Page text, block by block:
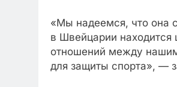
«Мы надеемся, что она
в Швейцарии
отношений между
для защиты спорта», —